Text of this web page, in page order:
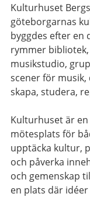
Kulturhuset
göteborgarnas
byggdes efter en
rymmer
musikstudio,
scener för musik,
skapa, studera,
Kulturhuset är
mötesplats för
upptäcka kultur,
och påverka
och gemenskap
en plats där idéer